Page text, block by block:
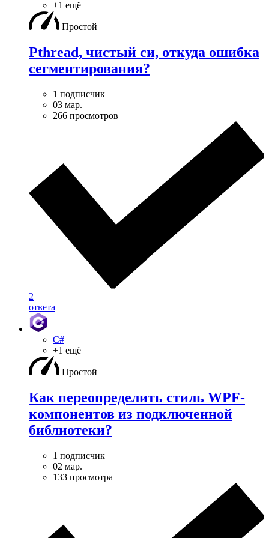
+1 ещё
Простой
Pthread, чистый си, откуда ошибка
сегментирования?
1 подписчик
03 мар.
266 просмотров
2
ответа
C#
+1 ещё
Простой
Как переопределить стиль WPF-
компонентов из подключенной
библиотеки?
1 подписчик
02 мар.
133 просмотра